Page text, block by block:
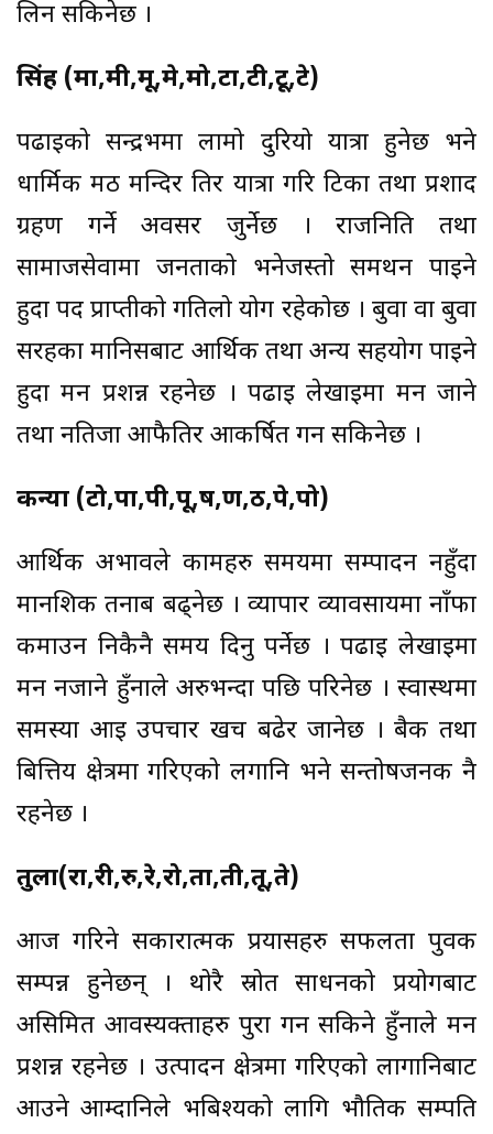
लिन सकिनेछ ।
सिंह (मा,मी,मू,मे,मो,टा,टी,टू,टे)
पढाईको सन्द्रर्भमा लामो दुरियो यात्रा हुनेछ भने
धार्मिक मठ मन्दिर तिर यात्रा गरि टिका तथा प्रशाद
ग्रहण गर्ने अवसर जुर्नेछ । राजनिति तथा
सामाजसेवामा जनताको भनेजस्तो समर्थन पाईने
हुदा पद प्राप्तीको गतिलो योग रहेकोछ । बुवा वा बुवा
सरहका मानिसबाट आर्थिक तथा अन्य सहयोग पाईने
हुदा मन प्रशन्न रहनेछ । पढाइ लेखाइमा मन जाने
तथा नतिजा आफैतिर आकर्षित गर्न सकिनेछ ।
कन्या (टो,पा,पी,पू,ष,ण,ठ,पे,पो)
आर्थिक अभावले कामहरु समयमा सम्पादन नहुँदा
मानशिक तनाब बढ्नेछ । व्यापार व्यावसायमा नाँफा
कमाउन निकैनै समय दिनु पर्नेछ । पढाई लेखाईमा
मन नजाने हुँनाले अरुभन्दा पछि परिनेछ । स्वास्थमा
समस्या आई उपचार खर्च बढेर जानेछ । बैक तथा
बित्तिय क्षेत्रमा गरिएको लगानि भने सन्तोषजनक नै
रहनेछ ।
तुला(रा,री,रु,रे,रो,ता,ती,तू,ते)
आज गरिने सकारात्मक प्रयासहरु सफलता पुर्वक
सम्पन्न हुनेछन् । थोरै स्रोत साधनको प्रयोगबाट
असिमित आवस्यक्ताहरु पुरा गर्न सकिने हुँनाले मन
प्रशन्न रहनेछ । उत्पादन क्षेत्रमा गरिएको लागानिबाट
आउने आम्दानिले भबिश्यको लागि भौतिक सम्पति